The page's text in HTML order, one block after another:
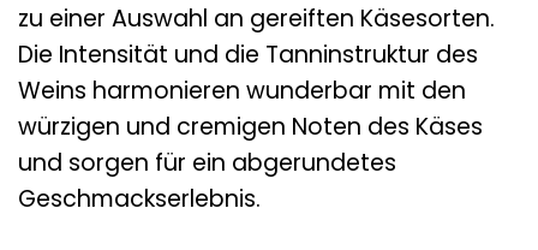
zu einer Auswahl an gereiften Käsesorten.
Die Intensität und die Tanninstruktur des
Weins harmonieren wunderbar mit den
würzigen und cremigen Noten des Käses
und sorgen für ein abgerundetes
Geschmackserlebnis.